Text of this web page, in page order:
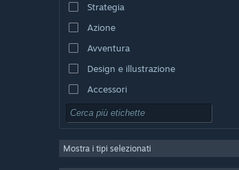
Strategia
Azione
Avventura
Design e illustrazione
Accessori
Free-to-Play
Multigiocatore di massa
Mostra i tipi selezionati